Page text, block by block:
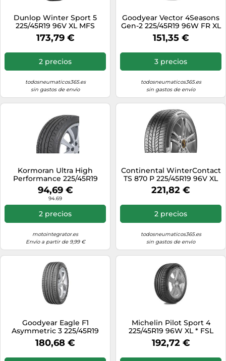
Dunlop Winter Sport 5
225/45R19 96V XL MFS
3PMSF
173,79 €
2 precios
todosneumaticos365.es
sin gastos de envío
Goodyear Vector 4Seasons
Gen-2 225/45R19 96W FR XL
3PMSF
151,35 €
3 precios
todosneumaticos365.es
sin gastos de envío
Kormoran Ultra High
Performance 225/45R19
96W XL
94,69 €
94.69
2 precios
motointegrator.es
Envío a partir de 9,99 €
Continental WinterContact
TS 870 P 225/45R19 96V XL
FR BSW 3PMSF
221,82 €
2 precios
todosneumaticos365.es
sin gastos de envío
Goodyear Eagle F1
Asymmetric 3 225/45R19
96W XL ROF FP *
180,68 €
Michelin Pilot Sport 4
225/45R19 96W XL * FSL
192,72 €